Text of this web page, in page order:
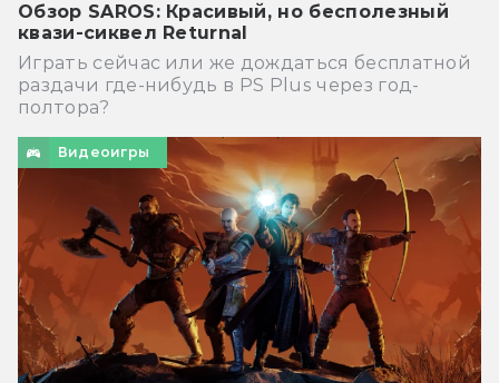
Обзор SAROS: Красивый, но бесполезный
квази-сиквел Returnal
Играть сейчас или же дождаться бесплатной
раздачи где-нибудь в PS Plus через год-
полтора?
Видеоигры